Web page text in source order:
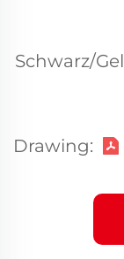
Schwarz/
Drawing: